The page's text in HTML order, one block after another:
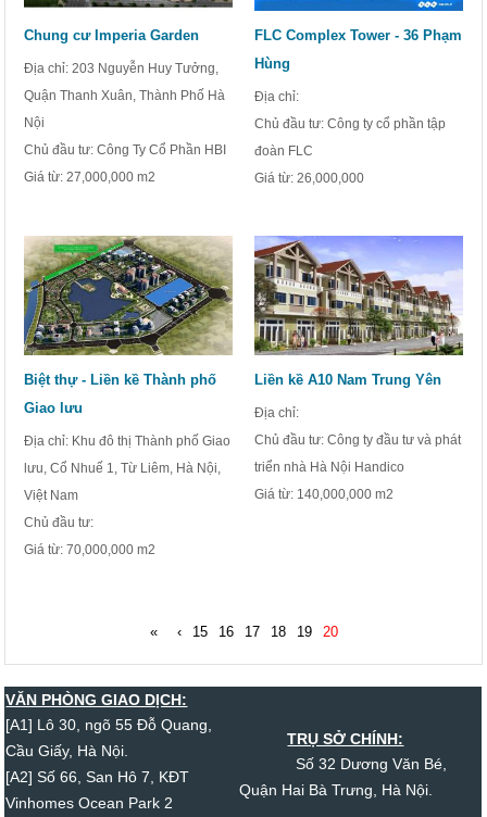
Chung cư Imperia Garden
Địa chỉ: 203 Nguyễn Huy Tưởng,
Quận Thanh Xuân, Thành Phố Hà
Nội
Chủ đầu tư: Công Ty Cổ Phần HBI
Giá từ:27,000,000 m2
FLC Complex Tower - 36 Phạm
Hùng
Địa chỉ:
Chủ đầu tư: Công ty cổ phần tập
đoàn FLC
Giá từ: 26,000,000
Biệt thự - Liền kề Thành phố
Giao lưu
Địa chỉ: Khu đô thị Thành phố Giao
lưu, Cổ Nhuế 1, Từ Liêm, Hà Nội,
Việt Nam
Chủ đầu tư:
Giá từ:70,000,000 m2
Liền kề A10 Nam Trung Yên
Địa chỉ:
Chủ đầu tư: Công ty đầu tư và phát
triển nhà Hà Nội Handico
Giá từ: 140,000,000 m2
« ‹ 15 16 17 18 19 20
VĂN PHÒNG GIAO DỊCH:
[A1] Lô 30, ngõ 55 Đỗ Quang,
Cầu Giấy, Hà Nội.
[A2] Số 66, San Hô 7, KĐT
Vinhomes Ocean Park 2
TRỤ SỞ CHÍNH:
Số 32 Dương Văn Bé,
Quận Hai Bà Trưng, Hà Nội.